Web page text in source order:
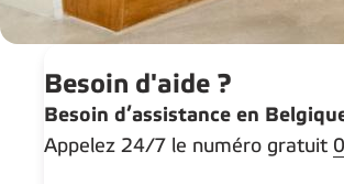
Besoin d'aide ?
Besoin d’assistance en
Appelez 24/7 le numéro gratuit